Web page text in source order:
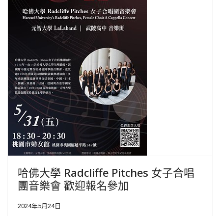
哈佛大學 Radcliffe Pitches 女子合唱
團音樂會 歡迎報名參加
2024年5月24日